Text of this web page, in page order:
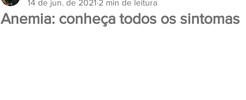
Anemia: conheça todos os sintomas
14 de jun. de 2021 2 min de leitura